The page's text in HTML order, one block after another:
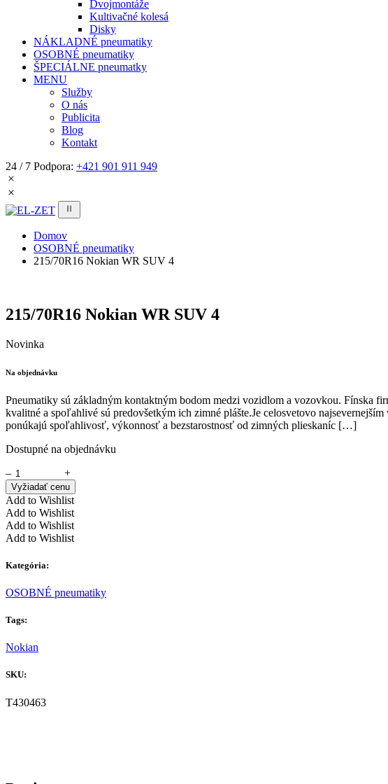
Dvojmontáže
Kultivačné kolesá
Disky
NÁKLADNÉ pneumatiky
OSOBNÉ pneumatiky
ŠPECIÁLNE pneumatky
MENU
Služby
O nás
Publicita
Blog
Kontakt
24 / 7 Podpora: +421 901 911 949
Domov
OSOBNÉ pneumatiky
215/70R16 Nokian WR SUV 4
215/70R16 Nokian WR SUV 4
Novinka
Na objednávku
Pneumatiky sú základným kontaktným bodom medzi vozidlom a vozovkou. Fínska
kvalitné a spoľahlivé sú predovšetkým ich zimné plášte.Je celosvetovo
ponúkajú spoľahlivosť, výkonnosť a bezstarostnosť od zimných plieskaníc […]
Dostupné na objednávku
–
+
Vyžiadať cenu
Add to Wishlist
Add to Wishlist
Add to Wishlist
Add to Wishlist
Kategória:
OSOBNÉ pneumatiky
Tags:
Nokian
SKU:
T430463